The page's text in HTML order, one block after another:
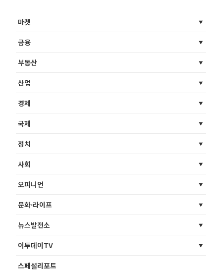
마켓
금융
부동산
산업
경제
국제
정치
사회
오피니언
문화·라이프
뉴스발전소
이투데이TV
스페셜리포트